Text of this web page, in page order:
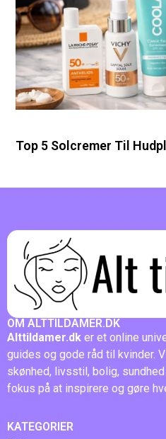
Top 5 Solcremer Til
OM ALTTILDAMER.DK
Alttildamer.dk er et online
guides og gode råd til kvinder.
skønhed, livsstil, bolig,
fokus på at inspirere og gøre
KATEGORIER